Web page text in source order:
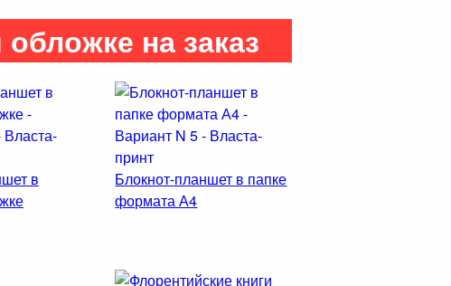
на заказ
в
Блокнот-планшет в папке
формата А4